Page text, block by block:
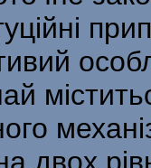
двох